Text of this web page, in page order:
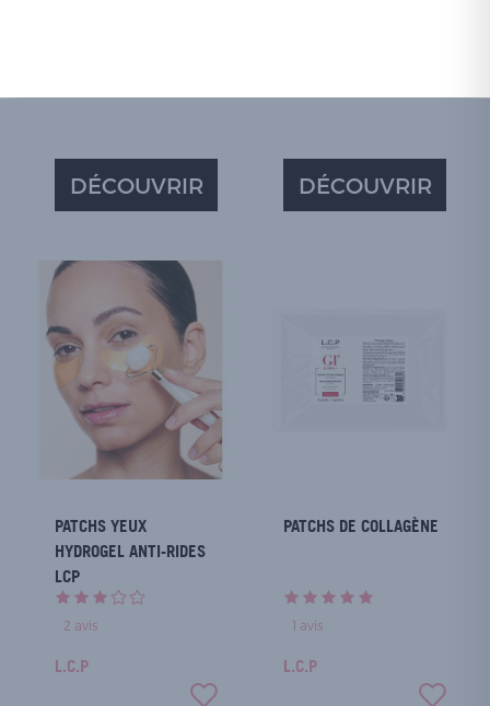
DÉCOUVRIR DÉCOUVRIR
PATCHS YEUX
HYDROGEL ANTI-RIDES
LCP
2 avis
L.C.P
PATCHS DE COLLAGÈNE
1 avis
L.C.P